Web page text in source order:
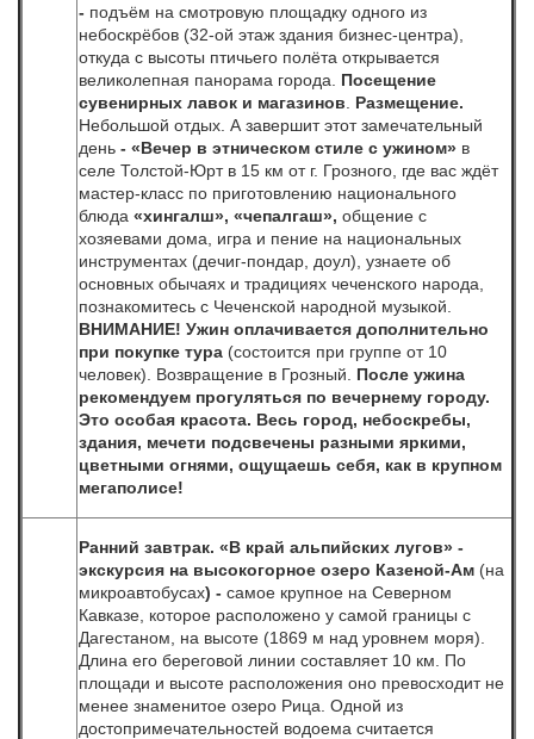
- подъём на смотровую площадку одного из
небоскрёбов (32-ой этаж здания бизнес-центра),
откуда с высоты птичьего полёта открывается
великолепная панорама города. Посещение
сувенирных лавок и магазинов
Размещение.
Небольшой отдых. А завершит этот замечательный
день - «Вечер в этническом стиле с ужином» в
селе Толстой-Юрт в 15 км от г. Грозного, где вас ждёт
мастер-класс по приготовлению национального
блюда «хингалш», «чепалгаш», общение с
хозяевами дома, игра и пение на национальных
инструментах (дечиг-пондар, доул), узнаете об
основных обычаях и традициях чеченского народа,
познакомитесь с Чеченской народной музыкой.
ВНИМАНИЕ! Ужин оплачивается дополнительно
при покупке тура (состоится при группе от 10
человек).
Возвращение в Грозный.
После ужина
рекомендуем прогуляться по вечернему городу.
Это особая красота. Весь город, небоскребы,
здания, мечети подсвечены разными яркими,
цветными огнями, ощущаешь себя, как в крупном
мегаполисе!
Ранний завтрак. «В край альпийских лугов» -
экскурсия на высокогорное озеро Казеной-Ам (на
микроавтобусах) - самое крупное на Северном
Кавказе, которое расположено у самой границы с
Дагестаном, на высоте (1869 м над уровнем моря).
Длина его береговой линии составляет 10 км. По
площади и высоте расположения оно превосходит не
менее знаменитое озеро Рица. Одной из
достопримечательностей водоема считается